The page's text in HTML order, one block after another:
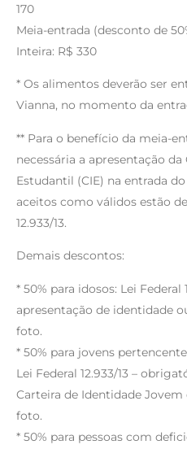
170
Meia-entrada (desconto de
Inteira: R$ 330
* Os alimentos deverão ser
Vianna, no momento da
** Para o benefício da meia-
necessária a apresentação
Estudantil (CIE) na entrada
aceitos como válidos estão
12.933/13.
Demais descontos:
* 50% para idosos: Lei Federal
apresentação de identidade
foto.
* 50% para jovens
Lei Federal 12.933/13 –
Carteira de Identidade
foto.
* 50% para pessoas com